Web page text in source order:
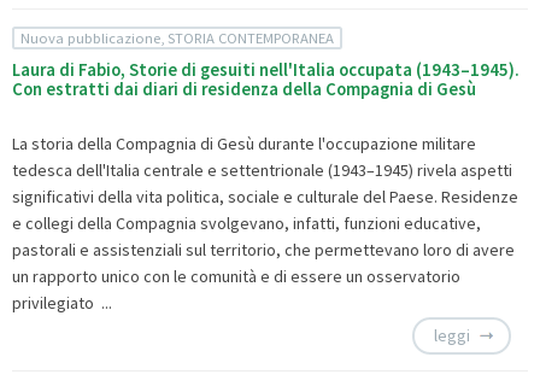
Nuova pubblicazione, STORIA CONTEMPORANEA
Laura di Fabio, Storie di gesuiti nell'Italia occupata (1943–1945).
Con estratti dai diari di residenza della Compagnia di Gesù
La storia della Compagnia di Gesù durante l'occupazione militare
tedesca dell'Italia centrale e settentrionale (1943–1945) rivela aspetti
significativi della vita politica, sociale e culturale del Paese. Residenze
e collegi della Compagnia svolgevano, infatti, funzioni educative,
pastorali e assistenziali sul territorio, che permettevano loro di avere
un rapporto unico con le comunità e di essere un osservatorio
privilegiato ...
leggi